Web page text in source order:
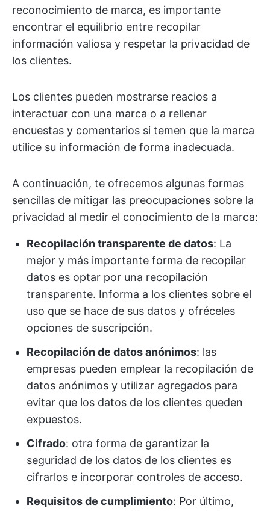
reconocimiento de marca, es importante
encontrar el equilibrio entre recopilar
información valiosa y respetar la privacidad de
los clientes.
Los clientes pueden mostrarse reacios a
interactuar con una marca o a rellenar
encuestas y comentarios si temen que la marca
utilice su información de forma inadecuada.
A continuación, te ofrecemos algunas formas
sencillas de mitigar las preocupaciones sobre la
privacidad al medir el conocimiento de la marca:
Recopilación transparente de datos: La
mejor y más importante forma de recopilar
datos es optar por una recopilación
transparente. Informa a los clientes sobre el
uso que se hace de sus datos y ofréceles
opciones de suscripción.
Recopilación de datos anónimos: las
empresas pueden emplear la recopilación de
datos anónimos y utilizar agregados para
evitar que los datos de los clientes queden
expuestos.
Cifrado: otra forma de garantizar la
seguridad de los datos de los clientes es
cifrarlos e incorporar controles de acceso.
Requisitos de cumplimiento: Por último,